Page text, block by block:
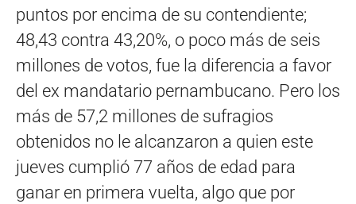
puntos por encima de su contendiente;
48,43 contra 43,20%, o poco más de seis
millones de votos, fue la diferencia a favor
del ex mandatario pernambucano. Pero los
más de 57,2 millones de sufragios
obtenidos no le alcanzaron a quien este
jueves cumplió 77 años de edad para
ganar en primera vuelta, algo que por